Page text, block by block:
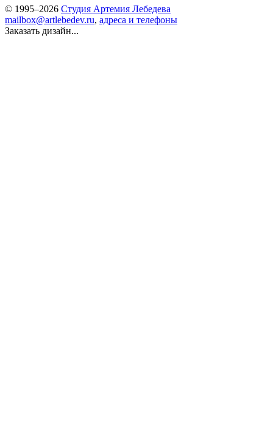
© 1995–2026 Студия Артемия Лебедева
mailbox@artlebedev.ru, адреса и телефоны
Заказать дизайн...